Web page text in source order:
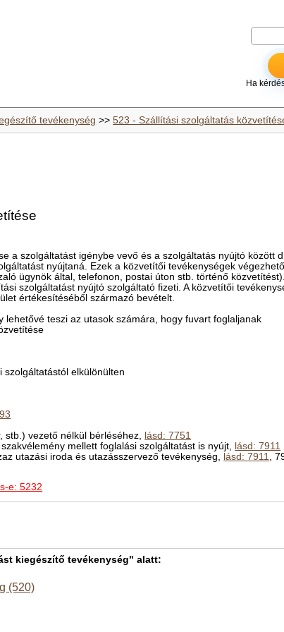
Ha
tevékenység >>523 - Szállítási szolgáltatás
a szolgáltatást igénybe vevő és a szolgáltatás nyújtó között
nyújtaná. Ezek a közvetítői tevékenységek
ügynök által, telefonon, postai úton stb. történő
szolgáltatást nyújtó szolgáltató fizeti. A közvetítői
értékesítéséből származó bevételt.
teszi az utasok számára, hogy fuvart foglaljanak
elkülönülten
vezető nélkül bérléséhez, lásd: 7751
mellett foglalási szolgáltatást is nyújt, lásd: 7911
utazási iroda és utazásszervező tevékenység, lásd: 7911
,
e: 5232
kiegészítő tevékenység" alatt:
(520)